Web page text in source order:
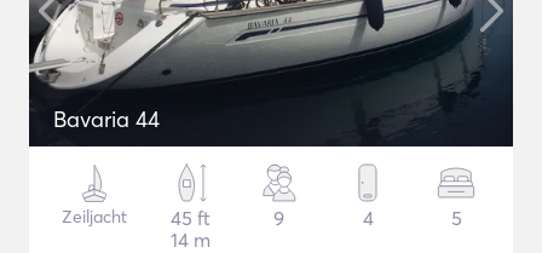
Bavaria 44
Zeiljacht
45 ft
14 m
9 4 5